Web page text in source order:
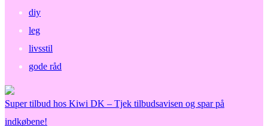
diy
leg
livsstil
gode råd
Super tilbud hos Kiwi DK – Tjek tilbudsavisen og spar på
indkøbene!